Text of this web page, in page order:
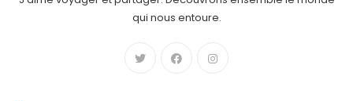
qui nous entoure.